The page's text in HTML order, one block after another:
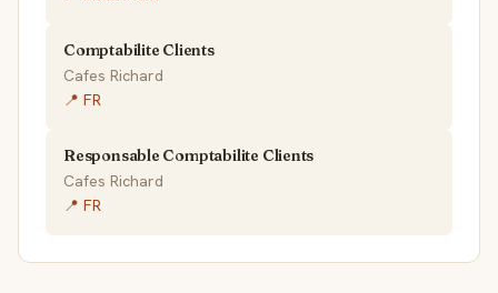
Comptabilite Clients
Cafes Richard
📍 FR
Responsable Comptabilite Clients
Cafes Richard
📍 FR